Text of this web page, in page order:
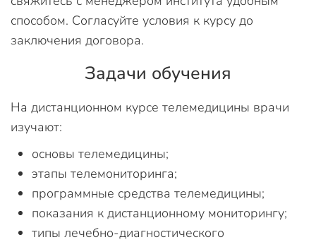
способом. Согласуйте условия к курсу до
заключения договора.
Задачи обучения
На дистанционном курсе телемедицины врачи
изучают:
основы телемедицины;
этапы телемониторинга;
программные средства телемедицины;
показания к дистанционному мониторингу;
типы лечебно-диагностического